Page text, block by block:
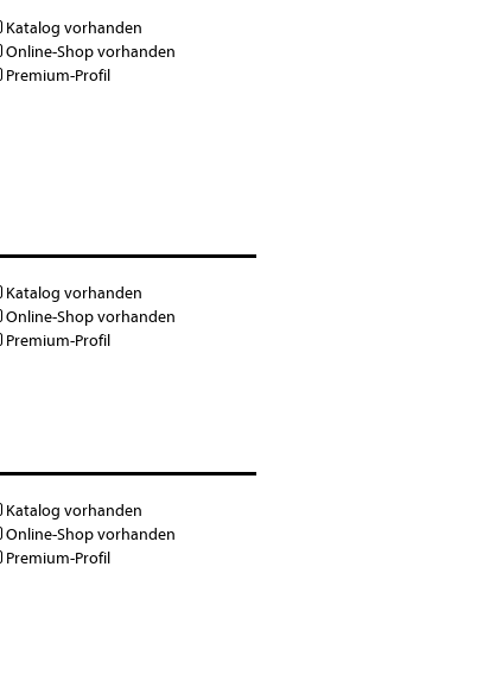
Katalog vorhanden
Online-Shop vorhanden
Premium-Profil
Katalog vorhanden
Online-Shop vorhanden
Premium-Profil
Katalog vorhanden
Online-Shop vorhanden
Premium-Profil